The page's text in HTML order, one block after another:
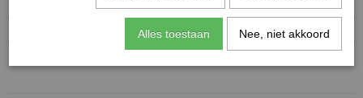
Productcode leverancier MI238
15 x 10 x 0 cm
Alles toestaan Nee, niet akkoord